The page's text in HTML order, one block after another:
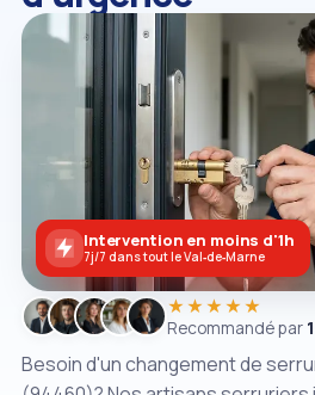
Besoin d'un changement de
★★★★★
Recommandé par
Intervention en moins d'1h
7j/7 dans tout le Val‑de‑Marne